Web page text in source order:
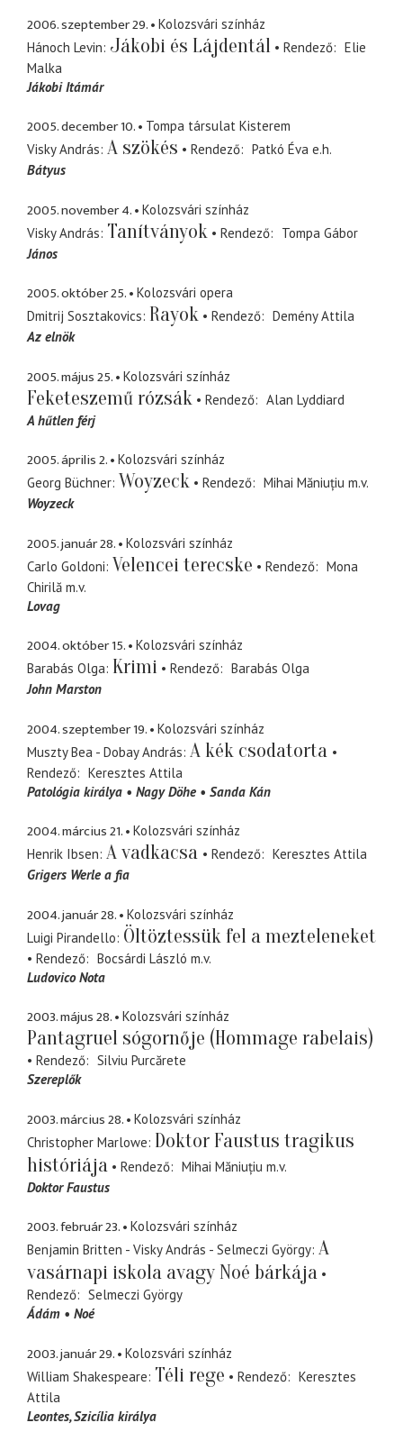
2006. szeptember 29.
Kolozsvári színház
Hánoch Levin Jákobi és Lájdentál Rendező
Elie
Malka
Jákobi Itámár
2005. december 10.
Tompa társulat Kisterem
Visky András A szökés Rendező Patkó Éva e.h.
Bátyus
2005. november 4.
Kolozsvári színház
Visky András Tanítványok Rendező
Tompa Gábor
János
2005. október 25.
Kolozsvári opera
Dmitrij Sosztakovics Rayok Rendező
Demény Attila
Az elnök
2005. május 25. Kolozsvári színház
Feketeszemű rózsák Rendező
Alan Lyddiard
A hűtlen férj
2005. április 2.
Kolozsvári színház
Georg Büchner Woyzeck Rendező Mihai Măniuțiu m.v.
Woyzeck
2005. január 28.
Kolozsvári színház
Carlo Goldoni Velencei terecske Rendező
Mona
Chirilă m.v.
Lovag
2004. október 15.
Kolozsvári színház
Barabás Olga Krimi Rendező
Barabás Olga
John Marston
2004. szeptember 19.
Kolozsvári színház
Muszty Bea - Dobay András A kék csodatorta
Rendező
Keresztes Attila
Patológia királya
Nagy Döhe Sanda Kán
2004. március 21.
Kolozsvári színház
Henrik Ibsen A vadkacsa Rendező
Keresztes Attila
Grigers Werle a fia
2004. január 28.
Kolozsvári színház
Luigi Pirandello Öltöztessük fel a mezteleneket
Rendező Bocsárdi László m.v.
Ludovico Nota
2003. május 28. Kolozsvári színház
Pantagruel sógornője (Hommage rabelais)
Rendező
Silviu Purcărete
Szereplők
2003. március 28.
Kolozsvári színház
Christopher Marlowe Doktor Faustus tragikus
históriája
Rendező Mihai Măniuțiu m.v.
Doktor Faustus
2003. február 23.
Kolozsvári színház
Benjamin Britten - Visky András - Selmeczi György A
vasárnapi iskola avagy Noé bárkája
Rendező
Selmeczi György
Ádám
Noé
2003. január 29.
Kolozsvári színház
William Shakespeare Téli rege Rendező
Keresztes
Attila
Leontes Szicília királya